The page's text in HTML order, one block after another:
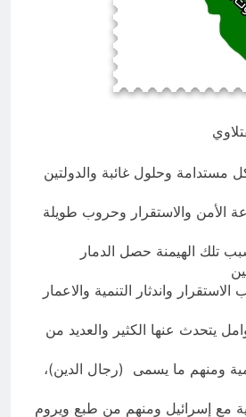
التكوينية / راي الفلسفة
التجريدية للانسان
مستدامة وحلول غائبة والدولتين
الأمن والاستقرار وحروب طويلة
تلك الهيمنة حصل الدمار
واندثار التنمية والاعمار
يتحدث عنها الكثير والعديد من
ومنهم ما يسمى (رجال الدين)،
مع إسرائيل ومنهم من طبع ويروم